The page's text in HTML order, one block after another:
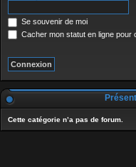
Se souvenir de moi
Cacher mon statut en ligne pour
Cette catégorie n’a pas de forum.